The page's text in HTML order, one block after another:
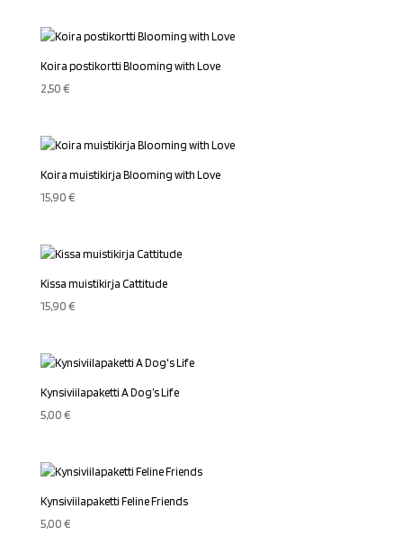
Koira postikortti Blooming with Love
2,50€
Koira muistikirja Blooming with Love
15,90€
Kissa muistikirja Cattitude
15,90€
Kynsiviilapaketti A Dog’s Life
5,00€
Kynsiviilapaketti Feline Friends
5,00€